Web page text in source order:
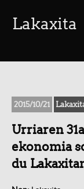
Lakaxita
2015/10/21
Urriaren
ekonomia
du